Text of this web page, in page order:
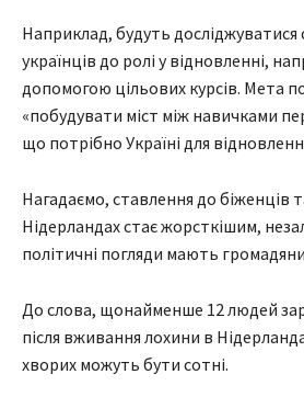
Наприклад, будуть досліджуватися
українців до ролі у відновленні,
допомогою цільових курсів. Мета
«побудувати міст між навичками
що потрібно Україні для
Нагадаємо, ставлення до біженців
Нідерландах стає жорсткішим,
політичні погляди мають
До слова, щонайменше 12 людей
після вживання лохини в
хворих можуть бути сотні.